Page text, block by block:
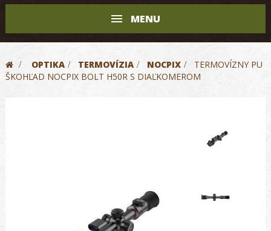
MENU
> OPTIKA > TERMOVÍZIA > NOCPIX >
TERMOVÍZNY PU
ŠKOHĽAD NOCPIX BOLT H50R S DIAĽKOMEROM